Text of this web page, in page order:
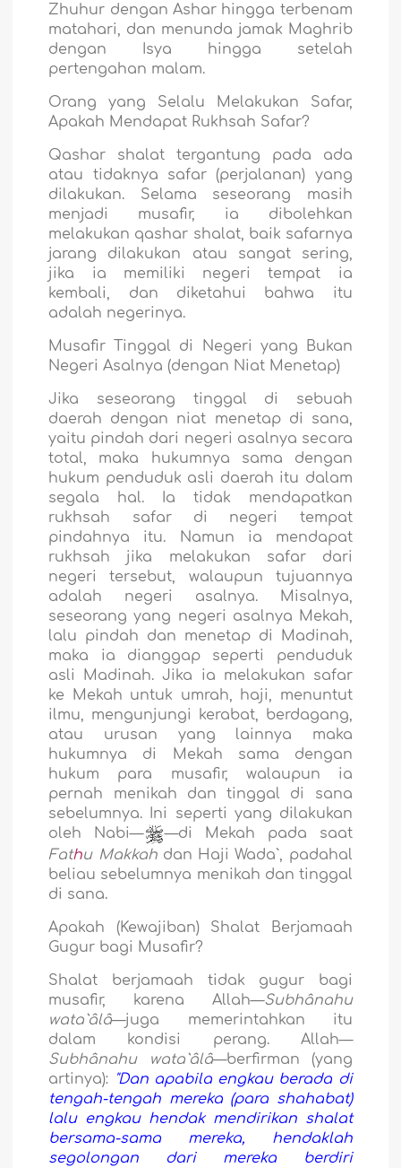
Zhuhur dengan Ashar hingga terbenam
matahari, dan menunda jamak Maghrib
dengan Isya hingga setelah
pertengahan malam.
Orang yang Selalu Melakukan Safar,
Apakah Mendapat Rukhsah Safar?
Qashar shalat tergantung pada ada
atau tidaknya safar (perjalanan) yang
dilakukan. Selama seseorang masih
menjadi musafir, ia dibolehkan
melakukan qashar shalat, baik safarnya
jarang dilakukan atau sangat sering,
jika ia memiliki negeri tempat ia
kembali, dan diketahui bahwa itu
adalah negerinya.
Musafir Tinggal di Negeri yang Bukan
Negeri Asalnya (dengan Niat Menetap)
Jika seseorang tinggal di sebuah
daerah dengan niat menetap di sana,
yaitu pindah dari negeri asalnya secara
total, maka hukumnya sama dengan
hukum penduduk asli daerah itu dalam
segala hal. Ia tidak mendapatkan
rukhsah safar di negeri tempat
pindahnya itu. Namun ia mendapat
rukhsah jika melakukan safar dari
negeri tersebut, walaupun tujuannya
adalah negeri asalnya. Misalnya,
seseorang yang negeri asalnya Mekah,
lalu pindah dan menetap di Madinah,
maka ia dianggap seperti penduduk
asli Madinah. Jika ia melakukan safar
ke Mekah untuk umrah, haji, menuntut
ilmu, mengunjungi kerabat, berdagang,
atau urusan yang lainnya maka
hukumnya di Mekah sama dengan
hukum para musafir, walaupun ia
pernah menikah dan tinggal di sana
sebelumnya. Ini seperti yang dilakukan
oleh Nabi—
—di Mekah pada saat
Fathu Makkahdan Haji Wada`, padahal
beliau sebelumnya menikah dan tinggal
di sana.
Apakah (Kewajiban) Shalat Berjamaah
Gugur bagi Musafir?
Shalat berjamaah tidak gugur bagi
musafir, karena Allah—Subhânahu
wata`âlâ—juga memerintahkan itu
dalam kondisi perang. Allah—
Subhânahu wata`âlâ—berfirman (yang
artinya): "Dan apabila engkau berada di
tengah-tengah mereka (para shahabat)
lalu engkau hendak mendirikan shalat
bersama-sama mereka, hendaklah
segolongan dari mereka berdiri